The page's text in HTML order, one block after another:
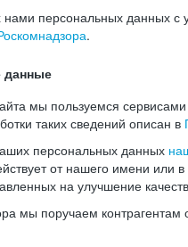
персональных данных с
.
данные
мы пользуемся
таких сведений описан в
персональных данных
от нашего имени
на улучшение
мы поручаем